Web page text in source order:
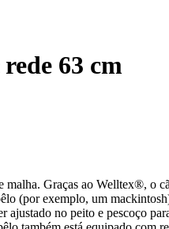
63 cm
Graças ao Welltex®, o
(por exemplo, um
no peito e pescoço